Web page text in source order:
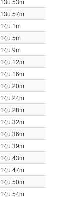
13u 53m
13u 57m
14u 1m
14u 5m
14u 9m
14u 12m
14u 16m
14u 20m
14u 24m
14u 28m
14u 32m
14u 36m
14u 39m
14u 43m
14u 47m
14u 50m
14u 54m